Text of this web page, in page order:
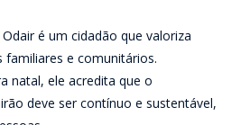
é um cidadão que valoriza
e comunitários.
natal, ele acredita que o
deve ser contínuo e sustentável,